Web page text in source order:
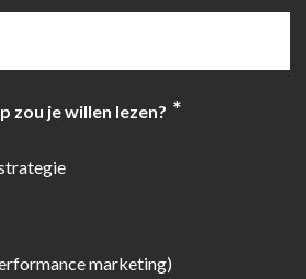
zou je willen lezen? *
marketing)